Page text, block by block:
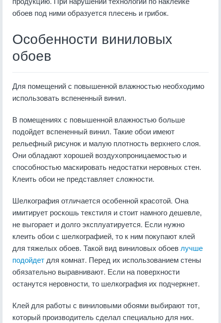
обоев под ними образуется плесень и грибок.
Особенности виниловых
обоев
Для помещений с повышенной влажностью необходимо
использовать вспененный винил.
В помещениях с повышенной влажностью больше
подойдет вспененный винил. Такие обои имеют
рельефный рисунок и малую плотность верхнего слоя.
Они обладают хорошей воздухопроницаемостью и
способностью маскировать недостатки неровных стен.
Клеить обои не представляет сложности.
Шелкография отличается особенной красотой. Она
имитирует роскошь текстиля и стоит намного дешевле,
не выгорает и долго эксплуатируется. Если нужно
клеить обои с шелкографией, то к ним покупают клей
для тяжелых обоев. Такой вид виниловых обоев лучше
подойдет для комнат. Перед их использованием стены
обязательно выравнивают. Если на поверхности
останутся неровности, то шелкография их подчеркнет.
Клей для работы с виниловыми обоями выбирают тот,
который производитель сделал специально для них.